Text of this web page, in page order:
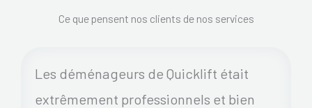
Ce que pensent nos clients de nos services
Les déménageurs de Quicklift était
extrêmement professionnels et bien